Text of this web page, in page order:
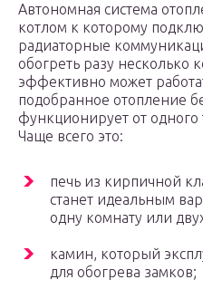
Автономная система
котлом к которому
радиаторные
обогреть разу несколько
эффективно может
подобранное отопление
функционирует от одного
Чаще всего это:
печь из кирпичной
станет идеальным
одну комнату или
камин, который
для обогрева замков;